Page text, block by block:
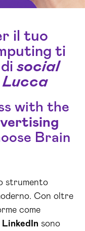
il tuo
ti
social
with the
Brain
strumento
Con oltre
come
LinkedIn sono